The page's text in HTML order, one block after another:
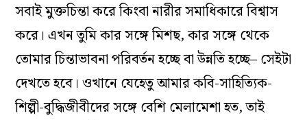
সবাইমুক্তচিন্তাকরেকিংবানারীরসমাধিকারেবিশ্বাস
করে।এখন তুমি কার সঙ্গে মিশছ, কার সঙ্গে থেকে
তোমার চিন্তাভাবনা পরিবর্তন হচ্ছে বা উন্নতি হচ্ছে– সেইটা
দেখতে হবে। ওখানে যেহেতু আমার কবি-সাহিত্যিক-
শিল্পী-বুদ্ধিজীবীদের সঙ্গে বেশি মেলামেশা হত, তাই